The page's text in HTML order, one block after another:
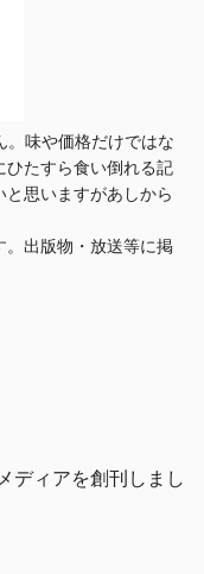
。味や価格だけではな
ひたすら食い倒れる記
思いますがあしから
出版物・放送等に掲
ディアを創刊しまし